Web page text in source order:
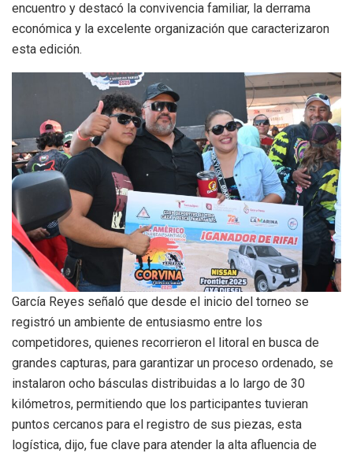
encuentro y destacó la convivencia familiar, la derrama
económica y la excelente organización que caracterizaron
esta edición.
García Reyes señaló que desde el inicio del torneo se
registró un ambiente de entusiasmo entre los
competidores, quienes recorrieron el litoral en busca de
grandes capturas, para garantizar un proceso ordenado, se
instalaron ocho básculas distribuidas a lo largo de 30
kilómetros, permitiendo que los participantes tuvieran
puntos cercanos para el registro de sus piezas, esta
logística, dijo, fue clave para atender la alta afluencia de